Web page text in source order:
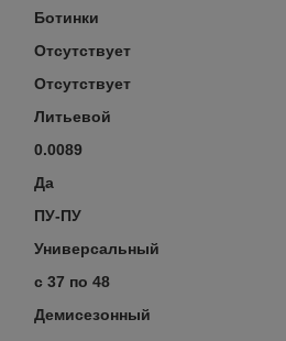
Ботинки
Отсутствует
Отсутствует
Литьевой
0.0089
Да
ПУ-ПУ
Универсальный
с 37 по 48
Демисезонный